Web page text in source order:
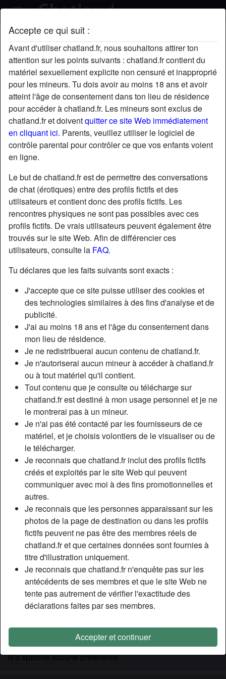
Accepte ce qui suit :
Avant d'utiliser chatland.fr, nous souhaitons attirer ton
attention sur les points suivants : chatland.fr contient du
matériel sexuellement explicite non censuré et inapproprié
pour les mineurs. Tu dois avoir au moins 18 ans et avoir
atteint l'âge de consentement dans ton lieu de résidence
pour accéder à chatland.fr. Les mineurs sont exclus de
chatland.fr et doiventquitter ce site Web immédiatement
en cliquant ici. Parents, veuillez utiliser le logiciel de
contrôle parental pour contrôler ce que vos enfants voient
en ligne.
Le but de chatland.fr est de permettre des conversations
de chat (érotiques) entre des profils fictifs et des
utilisateurs et contient donc des profils fictifs. Les
rencontres physiques ne sont pas possibles avec ces
profils fictifs. De vrais utilisateurs peuvent également être
trouvés sur le site Web. Afin de différencier ces
utilisateurs, consulte la FAQ.
Tu déclares que les faits suivants sont exacts :
J'accepte que ce site puisse utiliser des cookies et
des technologies similaires à des fins d'analyse et de
publicité.
J'ai au moins 18 ans et l'âge du consentement dans
mon lieu de résidence.
Je ne redistribuerai aucun contenu de chatland.fr.
Je n'autoriserai aucun mineur à accéder à chatland.fr
ou à tout matériel qu'il contient.
Tout contenu que je consulte ou télécharge sur
chatland.fr est destiné à mon usage personnel et je ne
le montrerai pas à un mineur.
Je n'ai pas été contacté par les fournisseurs de ce
matériel, et je choisis volontiers de le visualiser ou de
le télécharger.
Je reconnais que chatland.fr inclut des profils fictifs
créés et exploités par le site Web qui peuvent
communiquer avec moi à des fins promotionnelles et
autres.
Je reconnais que les personnes apparaissant sur les
photos de la page de destination ou dans les profils
fictifs peuvent ne pas être des membres réels de
chatland.fr et que certaines données sont fournies à
titre d'illustration uniquement.
Je reconnais que chatland.fr n'enquête pas sur les
antécédents de ses membres et que le site Web ne
tente pas autrement de vérifier l'exactitude des
déclarations faites par ses membres.
Accepter et continuer
NoelleV's profil
starAjouter chatDiscuter !
Nickname:
NoelleV
Âge:
35
Pays:
France
Département:
Bouches-du-Rhône
Sexe:
Femme
Sexualité:
Relation:
Célibataire
Couleur des cheveux:
Brunette
Couleur des yeux:
Vert
Épilé(e):
Fumeur(euse):
Non
Description
Ouverte pour un plancul, je suis Noëlle , une nana qui
aime la vie ! Aimant la vie oui, mais surtout aimant le sexe,
j’ai actuellement un gros manque. En effet, je suis célib
depuis 3 mois, et là je peux vous dire que j’ai les crocs !
Marre de me titiller le point G avec mes jouets en plastique,
Cherche
N'a spécifié aucune préférence